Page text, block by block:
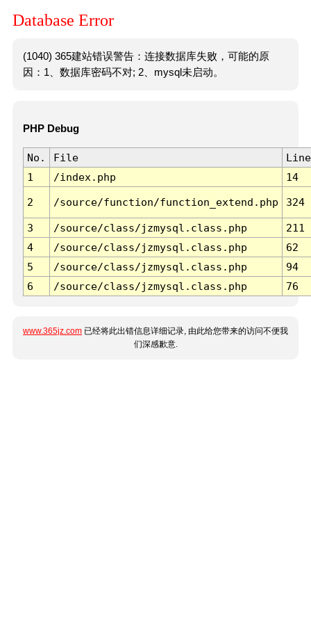
Database Error
(1040) 365建站错误警告：连接数据库失败，可能的原
因：1、数据库密码不对; 2、mysql未启动。
PHP Debug
No. File
Line
1
/index.php 14
2 /source/function/function_extend.php 324
3 /source/class/jzmysql.class.php
211
4
/source/class/jzmysql.class.php
62
5
/source/class/jzmysql.class.php
94
6
/source/class/jzmysql.class.php 76
www.365jz.com 已经将此出错信息详细记录, 由此给您带来的访问不便我
们深感歉意.